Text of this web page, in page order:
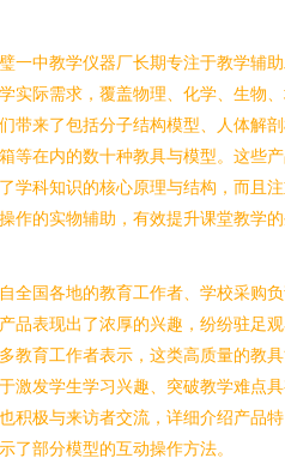
一中教学仪器厂长期专注于教学辅
实际需求，覆盖物理、化学、生物
带来了包括分子结构模型、人体解
等在内的数十种教具与模型。这些
学科知识的核心原理与结构，而且
作的实物辅助，有效提升课堂教学
全国各地的教育工作者、学校采购
品表现出了浓厚的兴趣，纷纷驻足
教育工作者表示，这类高质量的教
激发学生学习兴趣、突破教学难点
积极与来访者交流，详细介绍产品特
了部分模型的互动操作方法。